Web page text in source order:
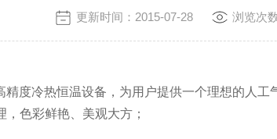
更新时间：2015-07-28 浏览次
精度冷热恒温设备，为用户提供一个理想的人
，色彩鲜艳、美观大方；